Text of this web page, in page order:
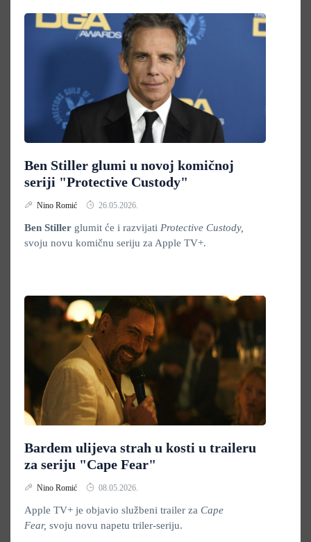
Ben Stiller glumi u novoj komičnoj
seriji "Protective Custody"
Nino Romić 26.05.2026.
Ben Stiller glumit će i razvijati Protective Custody,
svoju novu komičnu seriju za Apple TV+.
Bardem ulijeva strah u kosti u traileru
za seriju "Cape Fear"
Nino Romić 08.05.2026.
Apple TV+ je objavio službeni trailer za Cape
Fear, svoju novu napetu triler-seriju.